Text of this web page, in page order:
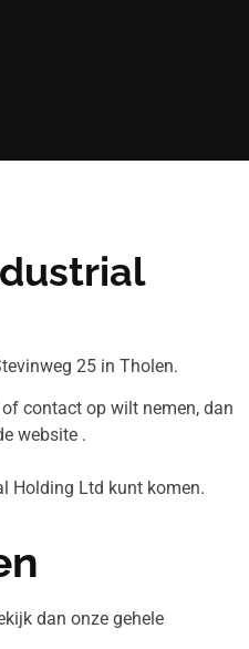
25 in Tholen.
contact op wilt nemen, dan
website .
Holding Ltd kunt komen.
dan onze gehele